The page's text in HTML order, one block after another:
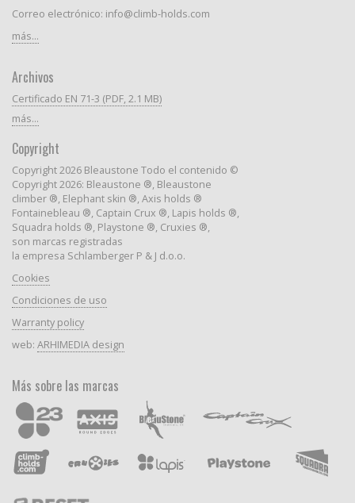
Correo electrónico: info@climb-holds.com
más...
Archivos
Certificado EN 71-3 (PDF, 2.1 MB)
más...
Copyright
Copyright 2026 Bleaustone Todo el contenido ©
Copyright 2026: Bleaustone ®, Bleaustone
climber ®, Elephant skin ®, Axis holds ®
Fontainebleau ®, Captain Crux ®, Lapis holds ®,
Squadra holds ®, Playstone ®, Cruxies ®,
son marcas registradas
la empresa Schlamberger P & J d.o.o.
Cookies
Condiciones de uso
Warranty policy
web: ARHIMEDIA design
Más sobre las marcas